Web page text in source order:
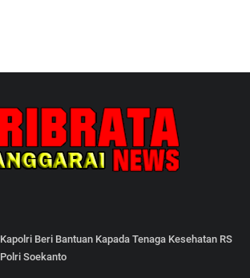
Kapolri Beri Bantuan Kapada Tenaga Kesehatan RS
Polri Soekanto